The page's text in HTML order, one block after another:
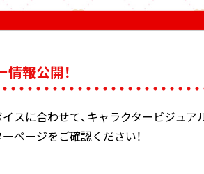
報公開！
スに合わせて、キャラクタービジュア
ページをご確認ください！